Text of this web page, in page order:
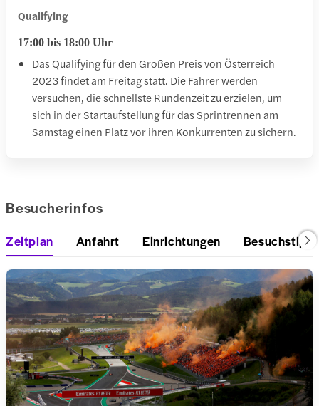
Qualifying
17:00 bis 18:00 Uhr
Das Qualifying für den Großen Preis von Österreich
2023 findet am Freitag statt. Die Fahrer werden
versuchen, die schnellste Rundenzeit zu erzielen, um
sich in der Startaufstellung für das Sprintrennen am
Samstag einen Platz vor ihren Konkurrenten zu sichern.
Besucherinfos
Zeitplan Anfahrt Einrichtungen